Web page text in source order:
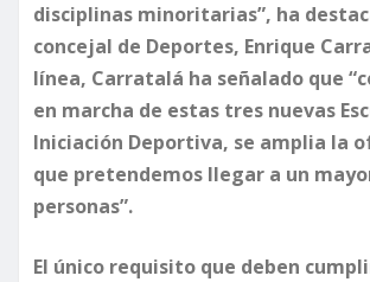
disciplinas minoritarias”, ha
concejal de Deportes, Enrique
línea, Carratalá ha señalado que
en marcha de estas tres nuevas
Iniciación Deportiva, se amplia la
que pretendemos llegar a un
personas”.
El único requisito que deben